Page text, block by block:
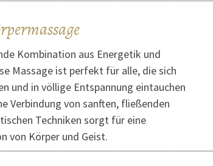
Kombination aus Energetik und
Massage ist perfekt für alle, die sich
und in völlige Entspannung eintauchen
Verbindung von sanften, fließenden
Techniken sorgt für eine
von Körper und Geist.